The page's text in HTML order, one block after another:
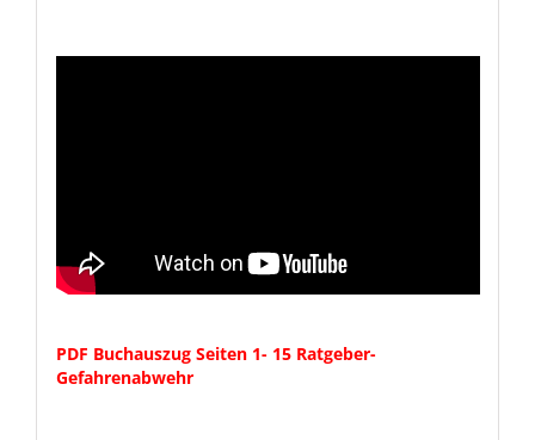
PDF Buchauszug Seiten 1- 15 Ratgeber-
Gefahrenabwehr